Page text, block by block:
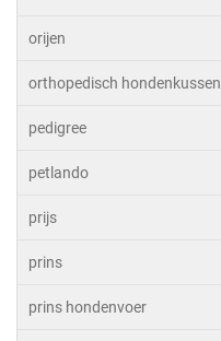
orijen
orthopedisch hondenkussen
pedigree
petlando
prijs
prins
prins hondenvoer